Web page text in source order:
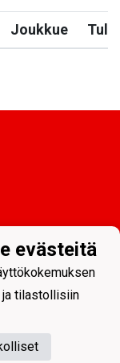
Joukkue
evästeitä
tilastollisiin